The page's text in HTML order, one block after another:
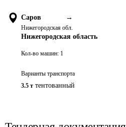
Саров →
Нижегородская обл.
Нижегородская область
Кол-во машин: 1
Варианты транспорта
3.5 т тентованный